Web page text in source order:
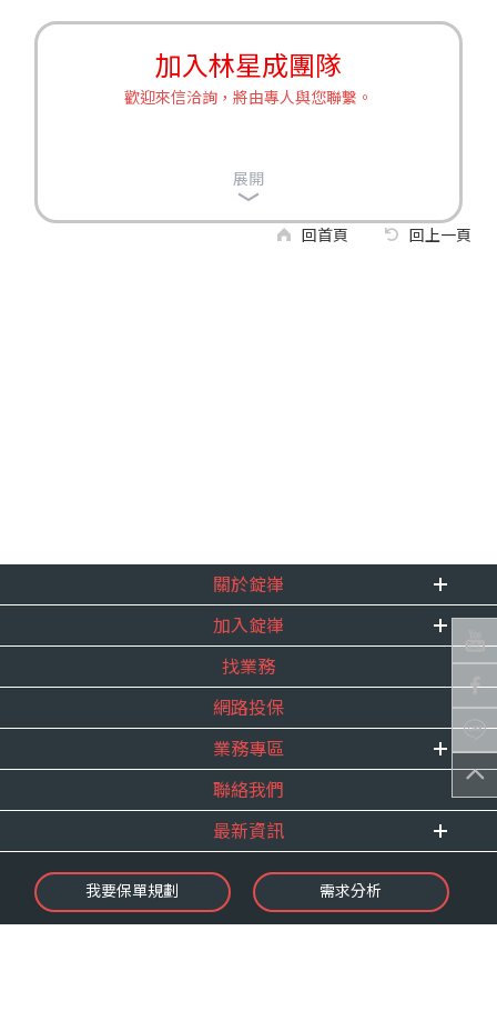
展開
加入林星成團隊
歡迎來信洽詢，將由專人與您聯繫。
回首頁 回上一頁
關於錠嵂
企業資訊
重要事跡
得獎紀錄
服務宣言
合作夥伴
加入錠嵂
內勤招聘
精英招募
年度增員計畫
找業務
網路投保
業務專區
E 線資源網
聯絡我們
最新資訊
最新消息
錠嵂焦點
我要保單規劃 需求分析